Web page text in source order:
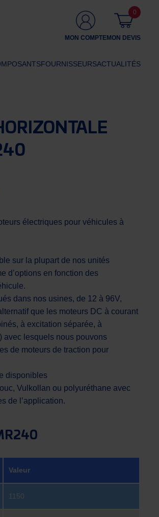
MON COMPTEMON DEVIS
0
FOURNISSEURSACTUALITÉS
électriques pour véhicules à
sur la plupart de nos unités
d’options en fonction des
dans nos usines, de 12 à 96V,
que les moteurs DC à courant
à excitation séparée, à
avec lesquels nous pouvons
de moteurs de traction pour
disponibles
Vulkollan ou polyuréthane avec
de l’application.
Valeur
1150